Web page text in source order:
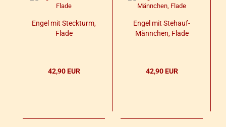
Engel mit Steck­turm,
Flade
42,90 EUR
Engel mit Stehauf-​​
Männ­chen, Flade
42,90 EUR